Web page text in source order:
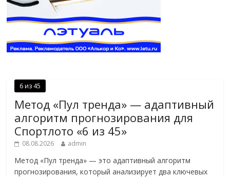
6 из 45
Метод «Пул тренда» — адаптивный
алгоритм прогнозирования для
Спортлото «6 из 45»
08.08.2026 admin
Метод «Пул тренда» — это адаптивный алгоритм
прогнозирования, который анализирует два ключевых